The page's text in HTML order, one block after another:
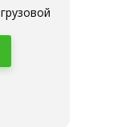
грузовой